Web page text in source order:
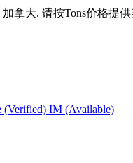
拿大. 请按Tons价格提
(Verified) IM (Available)